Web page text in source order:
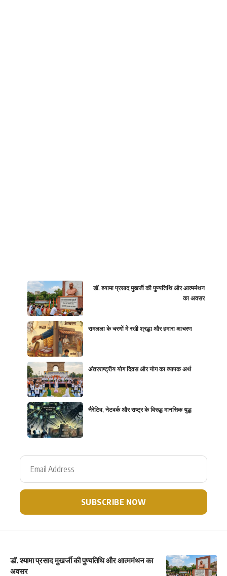
डॉ. श्यामा प्रसाद मुखर्जी की पुण्यतिथि और आत्ममंथन
का अवसर
रामलला के चरणों में रखी श्रद्धा और हमारा आचरण
अंतरराष्ट्रीय योग दिवस और योग का व्यापक अर्थ
नैरेटिव, नेटवर्क और राष्ट्र के विरुद्ध मानसिक युद्ध
डॉ. श्यामा प्रसाद मुखर्जी की पुण्यतिथि और आत्ममंथन का
अवसर